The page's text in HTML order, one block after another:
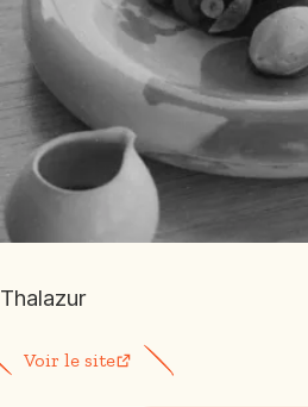
Thalazur
Voir le site